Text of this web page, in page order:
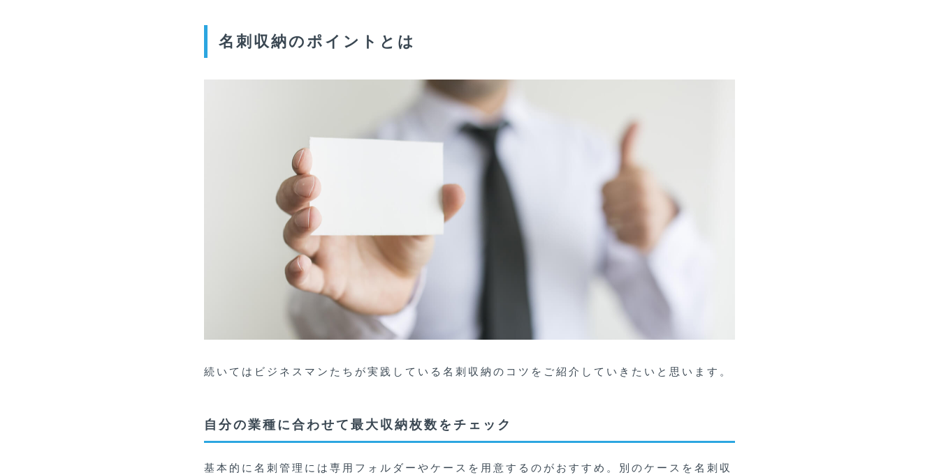
名刺収納のポイントとは
続いてはビジネスマンたちが実践している名刺収納のコツをご紹介していきたいと思います。
自分の業種に合わせて最大収納枚数をチェック
基本的に名刺管理には専用フォルダーやケースを用意するのがおすすめ。別のケースを名刺収